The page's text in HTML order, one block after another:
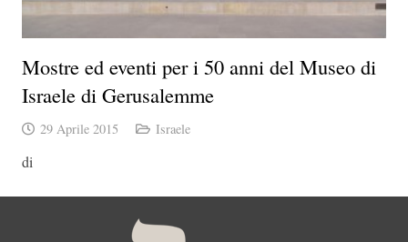
Mostre ed eventi per i 50 anni del Museo di
Israele di Gerusalemme
29 Aprile 2015 Israele
di